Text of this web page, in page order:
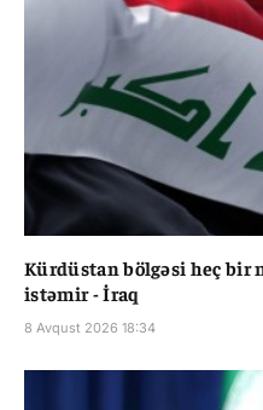
Kürdüstan bölgəsi heç bir
istəmir - İraq
8 Avqust 2026 18:34